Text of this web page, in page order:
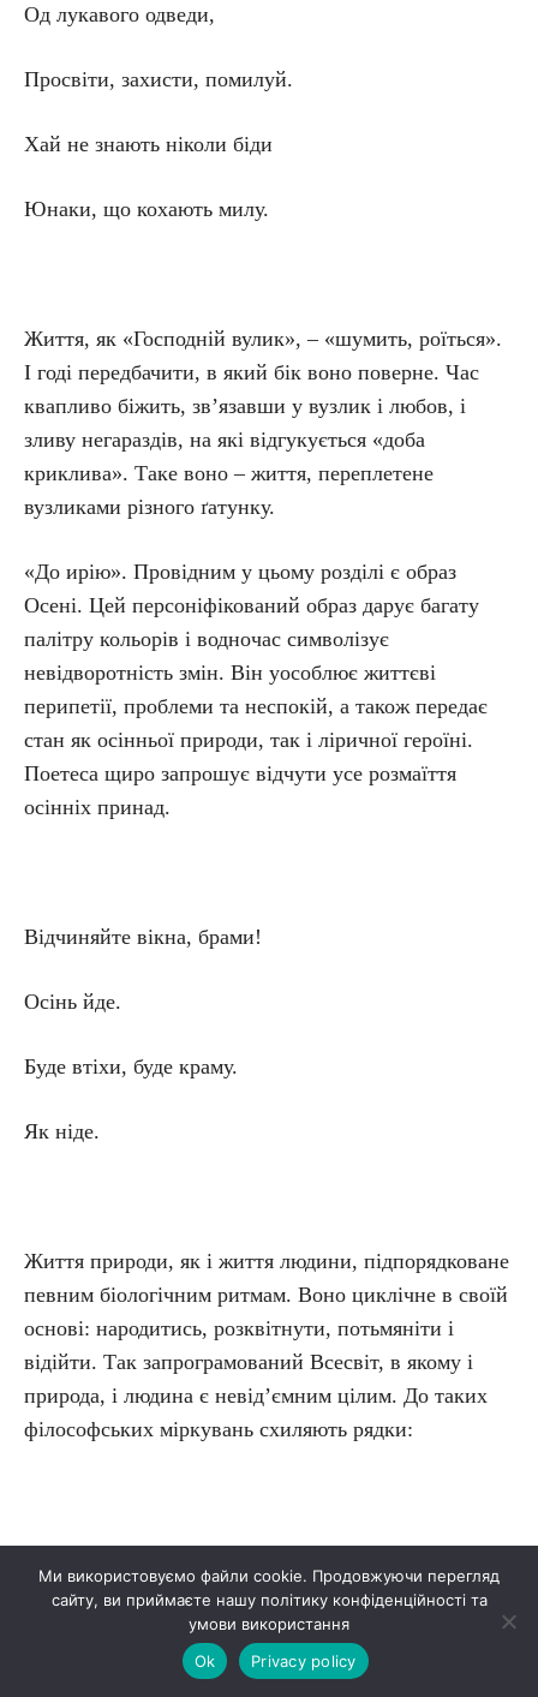
Од лукавого одведи,
Просвіти, захисти, помилуй.
Хай не знають ніколи біди
Юнаки, що кохають милу.
Життя, як «Господній вулик», – «шумить, роїться».
І годі передбачити, в який бік воно поверне. Час
квапливо біжить, зв’язавши у вузлик і любов, і
зливу негараздів, на які відгукується «доба
криклива». Таке воно – життя, переплетене
вузликами різного ґатунку.
«До ирію». Провідним у цьому розділі є образ
Осені. Цей персоніфікований образ дарує багату
палітру кольорів і водночас символізує
невідворотність змін. Він уособлює життєві
перипетії, проблеми та неспокій, а також передає
стан як осінньої природи, так і ліричної героїні.
Поетеса щиро запрошує відчути усе розмаїття
осінніх принад.
Відчиняйте вікна, брами!
Осінь йде.
Буде втіхи, буде краму.
Як ніде.
Життя природи, як і життя людини, підпорядковане
певним біологічним ритмам. Воно циклічне в своїй
основі: народитись, розквітнути, потьмяніти і
відійти. Так запрограмований Всесвіт, в якому і
природа, і людина є невід’ємним цілим. До таких
філософських міркувань схиляють рядки:
Чорнобривці доживають вік.
Ми використовуємо файли cookie. Продовжуючи перегляд
сайту, ви приймаєте нашу політику конфіденційності та
умови використання
Ok
Privacy policy